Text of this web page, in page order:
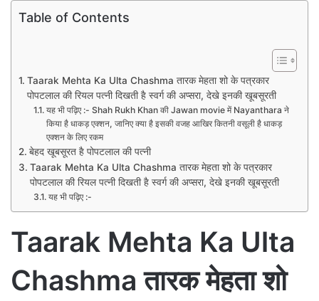
Table of Contents
Taarak Mehta Ka Ulta Chashma तारक मेहता शो के पत्रकार
पोपटलाल की रियल पत्नी दिखती है स्वर्ग की अप्सरा, देखे इनकी खूबसूरती
यह भी पढ़िए :- Shah Rukh Khan की Jawan movie में Nayanthara ने
किया है धाकड़ एक्शन, जानिए क्या है इसकी वजह आखिर कितनी वसूली है धाकड़
एक्शन के लिए रकम
बेहद खूबसूरत है पोपटलाल की पत्नी
Taarak Mehta Ka Ulta Chashma तारक मेहता शो के पत्रकार
पोपटलाल की रियल पत्नी दिखती है स्वर्ग की अप्सरा, देखे इनकी खूबसूरती
यह भी पढ़िए :-
Taarak Mehta Ka Ulta
Chashma तारक मेहता शो